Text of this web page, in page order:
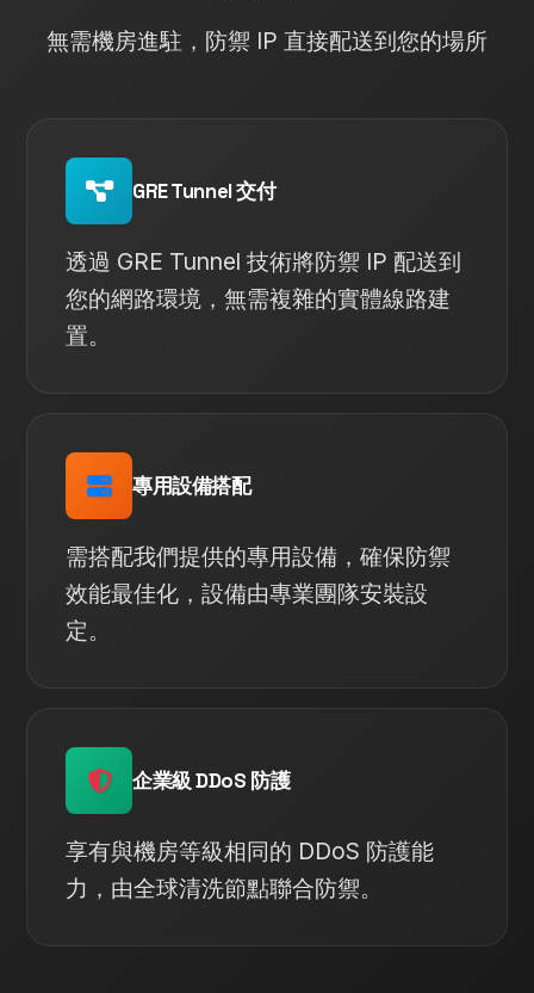
無需機房進駐，防禦 IP 直接配送到您的場所
GRE Tunnel 交付
透過 GRE Tunnel 技術將防禦 IP 配送到
您的網路環境，無需複雜的實體線路建
置。
專用設備搭配
需搭配我們提供的專用設備，確保防禦
效能最佳化，設備由專業團隊安裝設
定。
企業級 DDoS 防護
享有與機房等級相同的 DDoS 防護能
力，由全球清洗節點聯合防禦。